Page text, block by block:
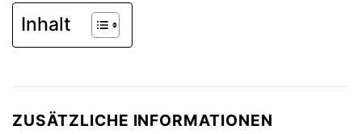
Inhalt
ZUSÄTZLICHE INFORMATIONEN